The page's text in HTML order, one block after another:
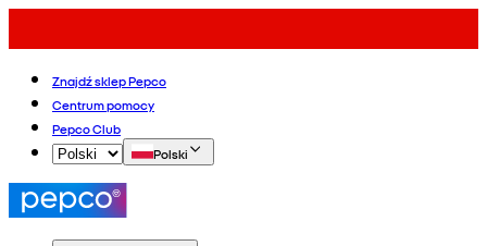
Znajdź sklep Pepco
Centrum pomocy
Pepco Club
Polski